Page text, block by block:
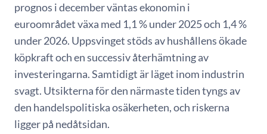
prognos i december väntas ekonomin i
euroområdet växa med 1,1 % under 2025 och 1,4 %
under 2026. Uppsvinget stöds av hushållens ökade
köpkraft och en successiv återhämtning av
investeringarna. Samtidigt är läget inom industrin
svagt. Utsikterna för den närmaste tiden tyngs av
den handelspolitiska osäkerheten, och riskerna
ligger på nedåtsidan.